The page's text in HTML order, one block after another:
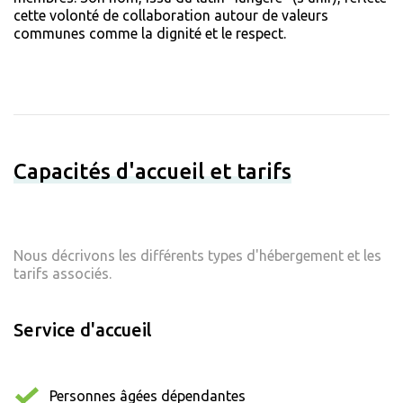
cette volonté de collaboration autour de valeurs
communes comme la dignité et le respect.
Capacités d'accueil et tarifs
Nous décrivons les différents types d'hébergement et les
tarifs associés.
Service d'accueil
Personnes âgées dépendantes